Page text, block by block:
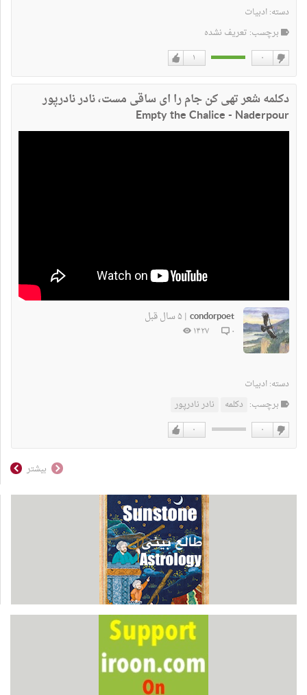
دسته:ادبیات
برچسب: تعریف نشده
۱ ۰
دکلمه شعر تهی کن جام را ای ساقی مست، نادر نادرپور
Empty the Chalice - Naderpour
condorpoet
| ۵ سال قبل
۰ ۱۴۲۷
دسته:ادبیات
برچسب: دکلمه نادر نادرپور
۰ ۰
بیشتر